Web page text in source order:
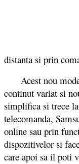
distanta si prin
Acest nou
continut variat si
simplifica si trece
telecomanda,
online sau prin
dispozitivelor si
care apoi sa il poti